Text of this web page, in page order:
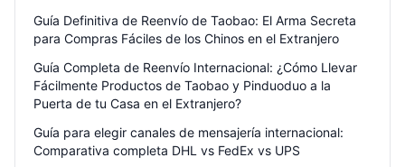
Guía Definitiva de Reenvío de Taobao: El Arma Secreta
para Compras Fáciles de los Chinos en el Extranjero
Guía Completa de Reenvío Internacional: ¿Cómo Llevar
Fácilmente Productos de Taobao y Pinduoduo a la
Puerta de tu Casa en el Extranjero?
Guía para elegir canales de mensajería internacional:
Comparativa completa DHL vs FedEx vs UPS